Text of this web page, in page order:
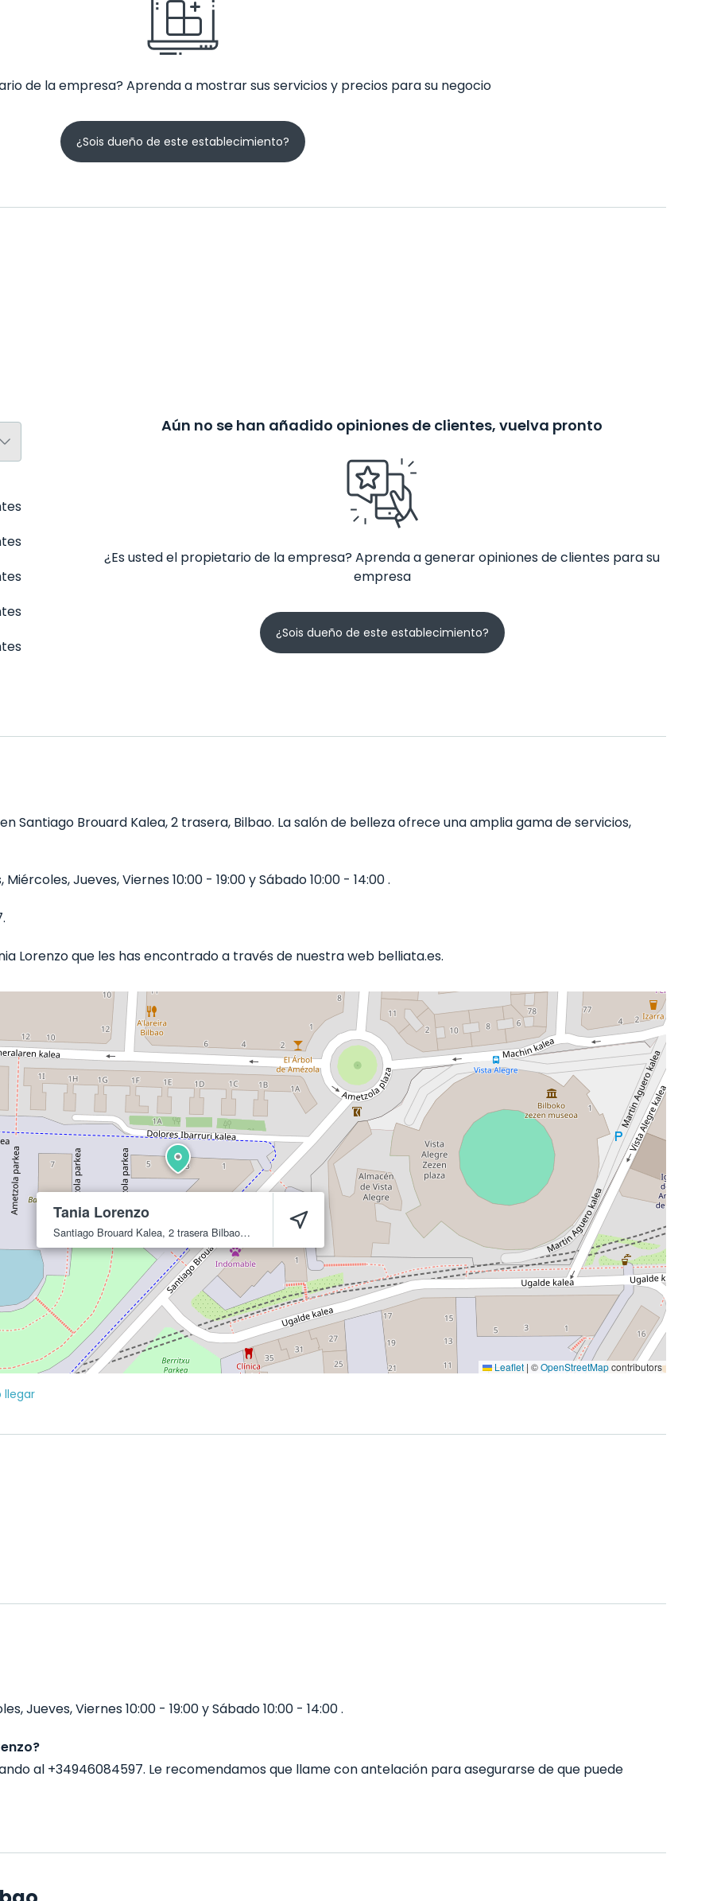
de la empresa? Aprenda a mostrar sus servicios y precios para su negocio
¿Sois dueño de este establecimiento?
Aún no se han añadido opiniones de clientes, vuelva pronto
¿Es usted el propietario de la empresa? Aprenda a generar opiniones de clientes para su
empresa
¿Sois dueño de este establecimiento?
Santiago Brouard Kalea, 2 trasera, Bilbao. La salón de belleza ofrece una amplia gama de servicios,
Jueves, Viernes 10:00 - 19:00 y Sábado 10:00 - 14:00 .
Lorenzo que les has encontrado a través de nuestra web belliata.es.
Tania Lorenzo
Santiago Brouard Kalea, 2 trasera Bilbao 48012
Leaflet | ©OpenStreetMapcontributors
llegar
Jueves, Viernes 10:00 - 19:00 y Sábado 10:00 - 14:00 .
al +34946084597. Le recomendamos que llame con antelación para asegurarse de que puede